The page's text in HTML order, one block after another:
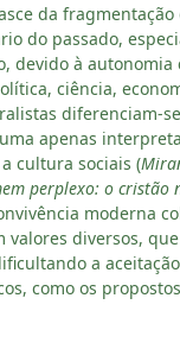
da
do passado,
devido à
ciência,
diferenciam-
apenas
cultura sociais (
perplexo: o cristão
moderna
valores diversos,
a
como os